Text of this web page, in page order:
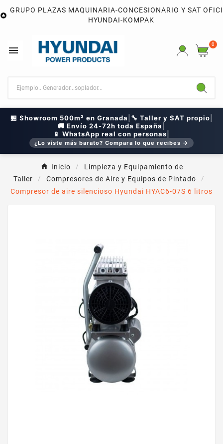

GRUPO PLAZAS MAQUINARIA-CONCESIONARIO Y SAT
HYUNDAI-KOMPAK

0
🏪 Showroom 500m² en Granada 🔧 Taller y SAT propio
🚚 Envío 24-72h toda España
📱 WhatsApp real con personas
¿Lo viste más barato? Compara lo que recibes →
Inicio
Limpieza y Equipamiento de
Taller
Compresores de Aire y Equipos de Pintado
Compresor de aire silencioso Hyundai HYAC6-07S 6 litros